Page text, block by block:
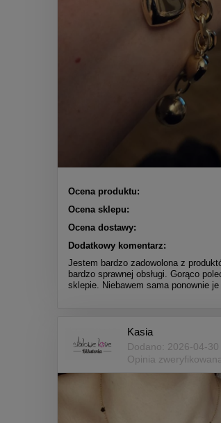
Ocena produktu:
Ocena sklepu:
Ocena dostawy:
Dodatkowy komentarz:
Jestem bardzo zadowolona z
bardzo sprawnej obsługi. Gorąco
sklepie. Niebawem sama ponownie
Kasia
Dodano: 2026-04-30
Opinia zweryfikowana